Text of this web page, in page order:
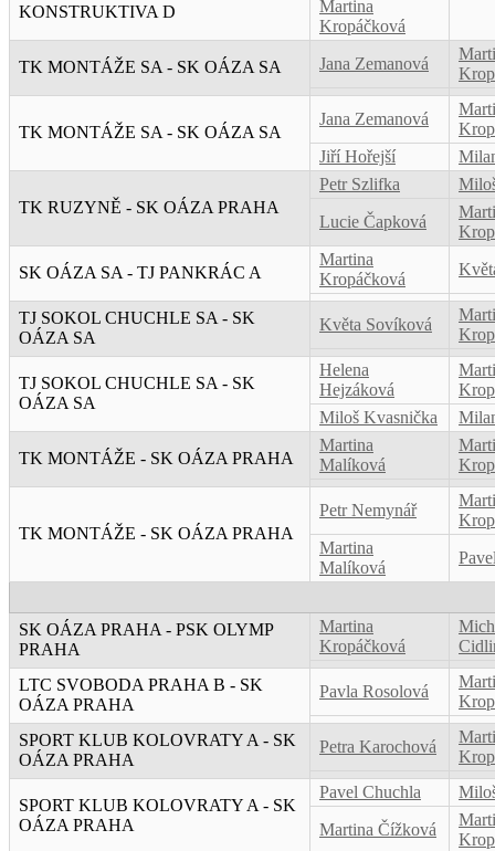
KONSTRUKTIVA D
Martina
Kropáčková
TK MONTÁŽE SA - SK OÁZA SA Jana Zemanová
TK MONTÁŽE SA - SK OÁZA SA
Jana Zemanová
Jiří Hořejší
TK RUZYNĚ - SK OÁZA PRAHA
Petr Szlifka
Lucie Čapková
SK OÁZA SA - TJ PANKRÁC A
Martina
Kropáčková
TJ SOKOL CHUCHLE SA - SK
OÁZA SA
Květa Sovíková
TJ SOKOL CHUCHLE SA - SK
OÁZA SA
Helena
Hejzáková
Miloš Kvasnička
TK MONTÁŽE - SK OÁZA PRAHA
Martina
Malíková
TK MONTÁŽE - SK OÁZA PRAHA
Petr Nemynář
Martina
Malíková
SK OÁZA PRAHA - PSK OLYMP
PRAHA
Martina
Kropáčková
LTC SVOBODA PRAHA B - SK
OÁZA PRAHA
Pavla Rosolová
SPORT KLUB KOLOVRATY A - SK
OÁZA PRAHA
Petra Karochová
SPORT KLUB KOLOVRATY A - SK
OÁZA PRAHA
Pavel Chuchla
Martina Čížková